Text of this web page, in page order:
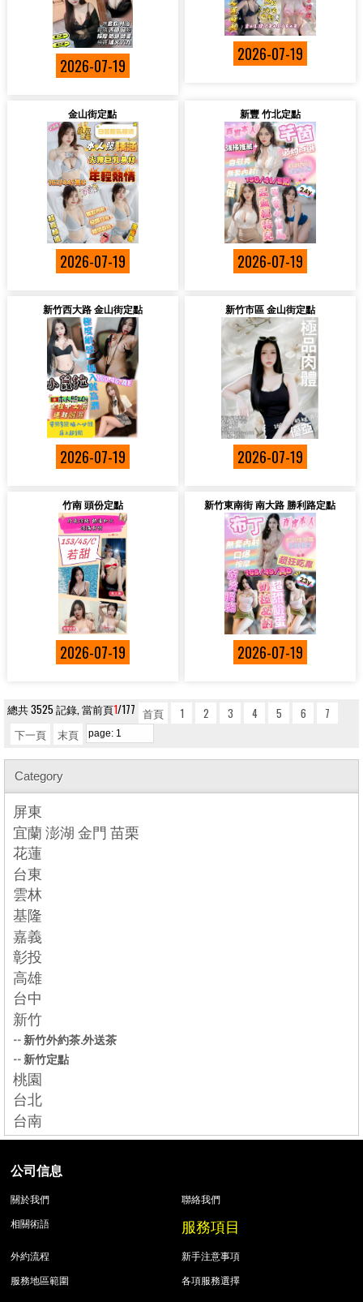
2026-07-19
2026-07-19
金山街定點
2026-07-19
新豐 竹北定點
2026-07-19
新竹西大路 金山街定點
2026-07-19
新竹市區 金山街定點
2026-07-19
竹南 頭份定點
2026-07-19
新竹東南街 南大路 勝利路定點
2026-07-19
總共 3525 記錄, 當前頁1/177 首頁 1 2 3 4 5 6
7
下一頁
末頁
Category
屏東
宜蘭 澎湖 金門 苗栗
花蓮
台東
雲林
基隆
嘉義
彰投
高雄
台中
新竹
--新竹外約茶.外送茶
--新竹定點
桃園
台北
台南
公司信息
關於我們
聯絡我們
相關術語
服務項目
外約流程
新手注意事項
服務地區範圍
各項服務選擇